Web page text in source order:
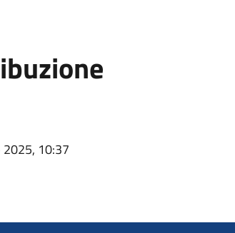
2025, 10:37